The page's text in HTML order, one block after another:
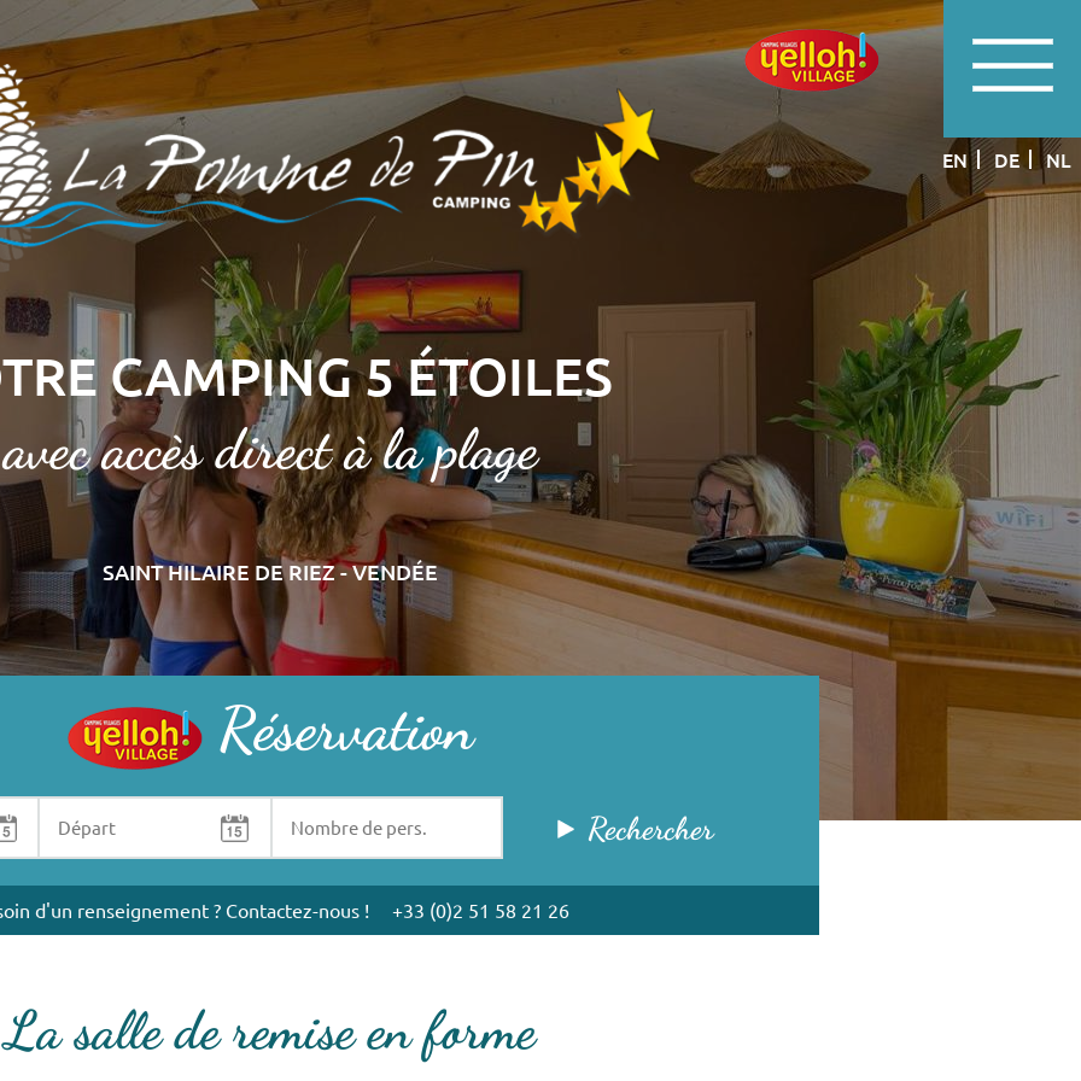
EN DE NL
CAMPING 5 ÉTOILES
avec accès direct à la plage
SAINT HILAIRE DE RIEZ - VENDÉE
Réservation
Rechercher
d'un renseignement ? Contactez-nous ! +33 (0)2 51 58 21 26
La salle de remise en forme